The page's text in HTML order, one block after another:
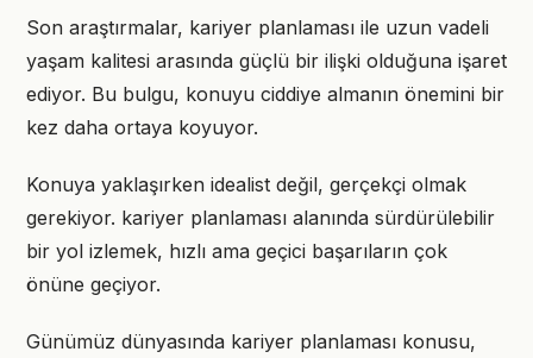
Son araştırmalar, kariyer planlaması ile uzun vadeli
yaşam kalitesi arasında güçlü bir ilişki olduğuna işaret
ediyor. Bu bulgu, konuyu ciddiye almanın önemini bir
kez daha ortaya koyuyor.
Konuya yaklaşırken idealist değil, gerçekçi olmak
gerekiyor. kariyer planlaması alanında sürdürülebilir
bir yol izlemek, hızlı ama geçici başarıların çok
önüne geçiyor.
Günümüz dünyasında kariyer planlaması konusu,